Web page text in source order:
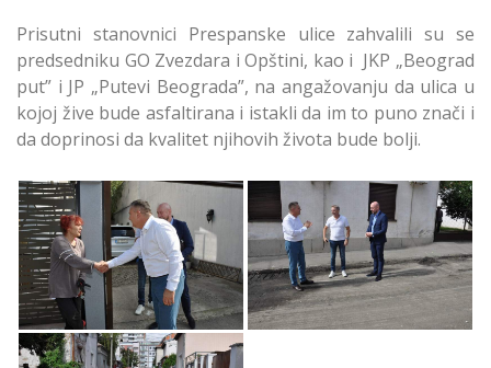
Prisutni stanovnici Prespanske ulice zahvalili su se
predsedniku GO Zvezdara i Opštini, kao i JKP „Beograd
put” i JP „Putevi Beograda”, na angažovanju da ulica u
kojoj žive bude asfaltirana i istakli da im to puno znači i
da doprinosi da kvalitet njihovih života bude bolji.
Počeli radovi na
asfaltiranju
Prespanske ulice
Zvezdara
Počeli radovi na
asfaltiranju
Prespanske ulice na
Zvezdari